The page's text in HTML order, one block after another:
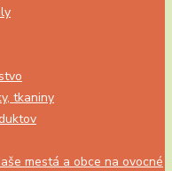
tkaniny
mestá a obce na ovocné